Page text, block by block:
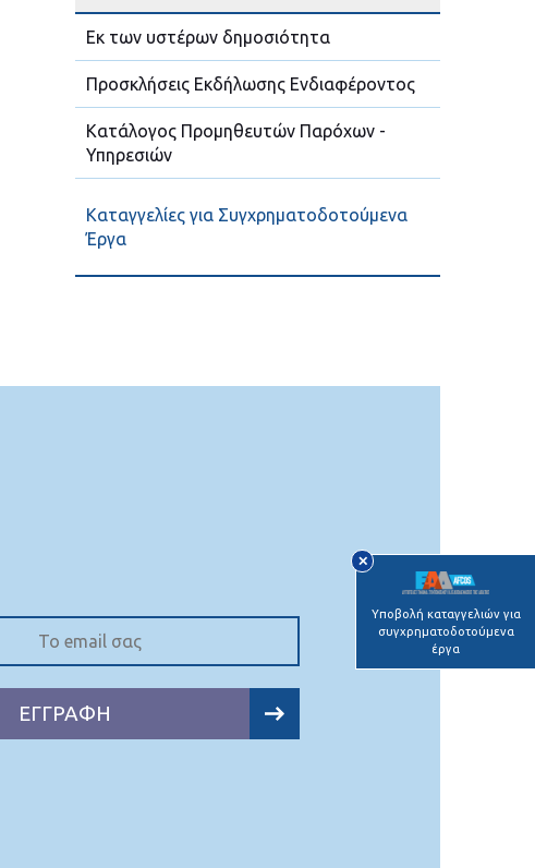
✕
Υποβολή καταγγελιών για
συγχρηματοδοτούμενα
έργα
Εκ των υστέρων δημοσιότητα
Προσκλήσεις Εκδήλωσης Ενδιαφέροντος
Κατάλογος Προμηθευτών Παρόχων -
Υπηρεσιών
Καταγγελίες για Συγχρηματοδοτούμενα
Έργα
ΕΓΓΡΑΦΗ